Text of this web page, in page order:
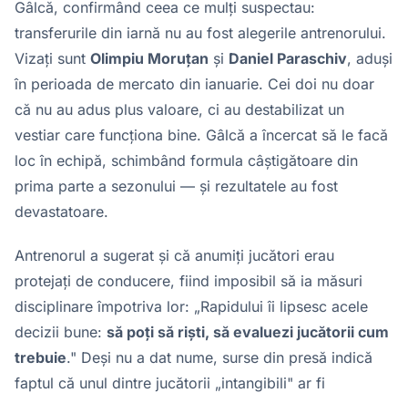
Gâlcă, confirmând ceea ce mulți suspectau:
transferurile din iarnă nu au fost alegerile antrenorului.
Vizați sunt Olimpiu Moruțan și Daniel Paraschiv, aduși
în perioada de mercato din ianuarie. Cei doi nu doar
că nu au adus plus valoare, ci au destabilizat un
vestiar care funcționa bine. Gâlcă a încercat să le facă
loc în echipă, schimbând formula câștigătoare din
prima parte a sezonului — și rezultatele au fost
devastatoare.
Antrenorul a sugerat și că anumiți jucători erau
protejați de conducere, fiind imposibil să ia măsuri
disciplinare împotriva lor: „Rapidului îi lipsesc acele
decizii bune: să poți să riști, să evaluezi jucătorii cum
trebuie." Deși nu a dat nume, surse din presă indică
faptul că unul dintre jucătorii „intangibili" ar fi